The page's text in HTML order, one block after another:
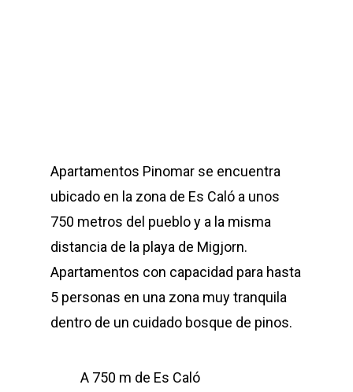
Apartamentos Pinomar se encuentra
ubicado en la zona de Es Caló a unos
750 metros del pueblo y a la misma
distancia de la playa de Migjorn.
Apartamentos con capacidad para hasta
5 personas en una zona muy tranquila
dentro de un cuidado bosque de pinos.
A 750 m de Es Caló